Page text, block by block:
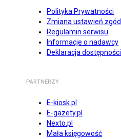
Polityka Prywatności
Zmiana ustawień zgód
Regulamin serwisu
Informacje o nadawcy
Deklaracja dostępności
PARTNERZY
E-kiosk.pl
E-gazety.pl
Nexto.pl
Mała księgowość